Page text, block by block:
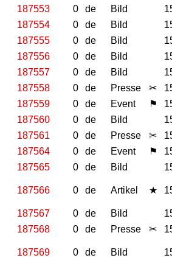
187553
0 de Bild
187554
0 de Bild
187555
0 de Bild
187556
0 de Bild
187557
0 de Bild
187558
0 de Presse ✂
187559
0 de Event ⚑
187560
0 de Bild
187561
0 de Presse ✂
187564
0 de Event ⚑
187565
0 de Bild
187566 0 de Artikel ★
187567
0 de Bild
187568
0 de Presse ✂
187569 0 de Bild